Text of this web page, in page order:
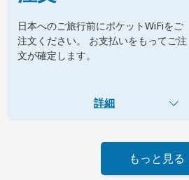
日本へのご旅行前にポケットWiFiをご
注文ください。 お支払いをもってご注
文が確定します。
詳細
もっと見る